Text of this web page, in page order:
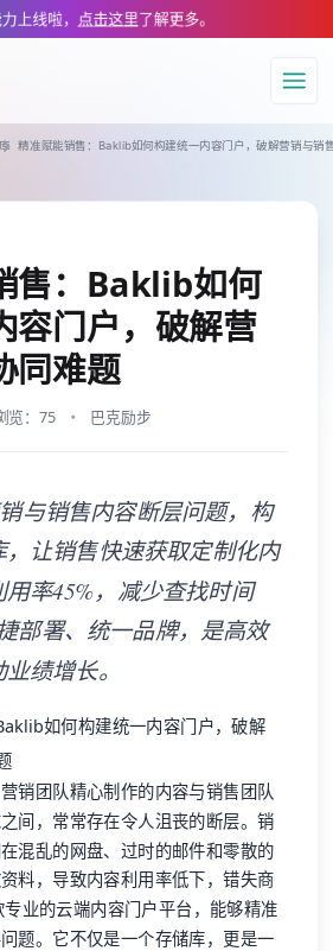
page is available at https://
上线啦， 点击这里了解更多。
导航
精准赋能销售：Baklib如何构建统一内容门户，破解营销与销
售：Baklib如何
容门户，破解营
同难题
览：75 巴克励步
与销售内容断层问题，构
让销售快速获取定制化内
率45%，减少查找时间
部署、统一品牌，是高效
绩增长。
销团队精心制作的内容与销售团队
间，常常存在令人沮丧的断层。销
混乱的网盘、过时的邮件和零散的
料，导致内容利用率低下，错失商
业的云端内容门户平台，能够精准
题。它不仅是一个存储库，更是一